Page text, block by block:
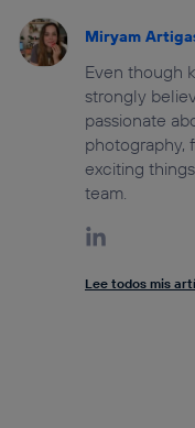
Miryam
Even though
strongly
passionate
photography,
exciting
team.
Lee todos mis